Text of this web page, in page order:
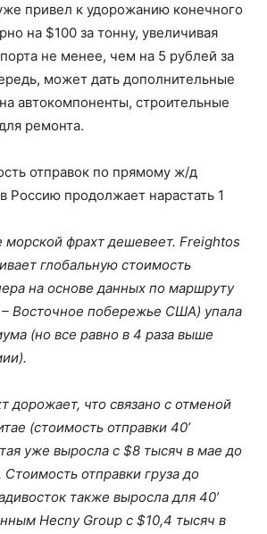
привел к удорожанию конечного
на $100 за тонну, увеличивая
не менее, чем на 5 рублей за
может дать дополнительные
автокомпоненты, строительные
ремонта.
фрахт дешевеет. Freightos
глобальную стоимость
на основе данных по маршруту
– Восточное побережье США) упала
(но все равно в 4 раза выше
дорожает, что связано с отменой
(стоимость отправки 40’
уже выросла с $8 тысяч в мае до
отправки груза до
также выросла для 40’
Hecny Group с $10,4 тысяч в